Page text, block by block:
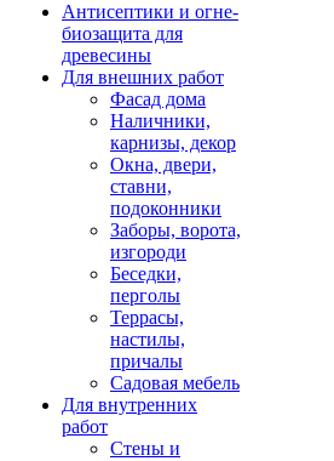
Антисептики и огне-
биозащита для
древесины
Для внешних работ
Фасад дома
Наличники,
карнизы, декор
Окна, двери,
ставни,
подоконники
Заборы, ворота,
изгороди
Беседки,
перголы
Террасы,
настилы,
причалы
Садовая мебель
Для внутренних
работ
Стены и